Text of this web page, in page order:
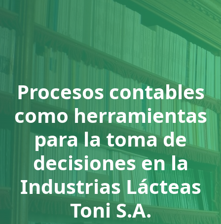
Procesos contables
como herramientas
para la toma de
decisiones en la
Industrias Lácteas
Toni S.A.